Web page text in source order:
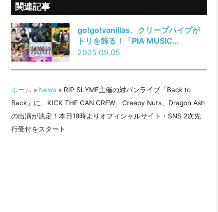
関連記事
go!go!vanillas、クリープハイプが
トリを飾る！「PIA MUSIC
COMPLEX 2025」ぴあフェス タイ
2025.09.05
ホーム » News» RIP SLYME主催の対バンライブ「Back to
Back」に、KICK THE CAN CREW、Creepy Nuts、Dragon Ash
の出演が決定！本日18時よりオフィシャルサイト・SNS 2次先
行受付をスタート